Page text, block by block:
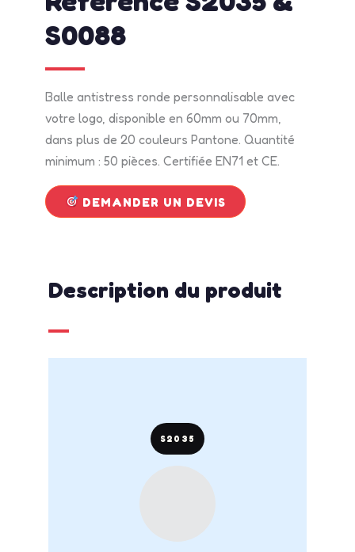
S0088
Balle antistress ronde personnalisable avec
votre logo, disponible en 60mm ou 70mm,
dans plus de 20 couleurs Pantone. Quantité
minimum : 50 pièces. Certifiée EN71 et CE.
DEMANDER UN DEVIS
Description du produit
S2035